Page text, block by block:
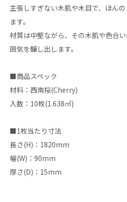
主張しすぎない木肌や木目で、ほん
ます。
材質は中堅ながら、その木肌や色合
囲気を醸し出します。
■商品スペック
材料：西南桜(Cherry)
入数：10枚(1.638㎡)
■1枚当たり寸法
長さ(H)：1820mm
幅(W)：90mm
厚さ(D)：15mm